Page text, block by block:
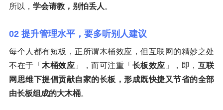
所以， 学会请教，别怕丢人 。
02 提升管理水平，要多听别人建议
每个人都有短板，正所谓木桶效应，但互联网的精妙之处
不在于「 木桶效应 」，而可注重「 长板效应 」，即， 互联
网思维下提倡贡献自家的长板，形成既快捷又节省的全部
由长板组成的大木桶。